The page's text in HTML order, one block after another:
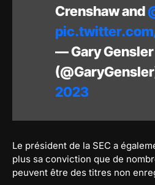
Crenshaw and
— Gary Gensler
2023
Le président de la SEC a
plus sa conviction que de
peuvent être des titres non